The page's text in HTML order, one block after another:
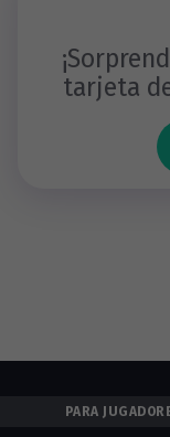
tarjeta
PARA